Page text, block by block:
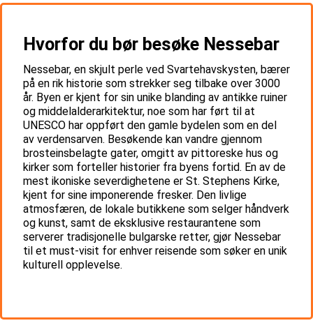
Hvorfor du bør besøke Nessebar
Nessebar, en skjult perle ved Svartehavskysten, bærer
på en rik historie som strekker seg tilbake over 3000
år. Byen er kjent for sin unike blanding av antikke ruiner
og middelalderarkitektur, noe som har ført til at
UNESCO har oppført den gamle bydelen som en del
av verdensarven. Besøkende kan vandre gjennom
brosteinsbelagte gater, omgitt av pittoreske hus og
kirker som forteller historier fra byens fortid. En av de
mest ikoniske severdighetene er St. Stephens Kirke,
kjent for sine imponerende fresker. Den livlige
atmosfæren, de lokale butikkene som selger håndverk
og kunst, samt de eksklusive restaurantene som
serverer tradisjonelle bulgarske retter, gjør Nessebar
til et must-visit for enhver reisende som søker en unik
kulturell opplevelse.